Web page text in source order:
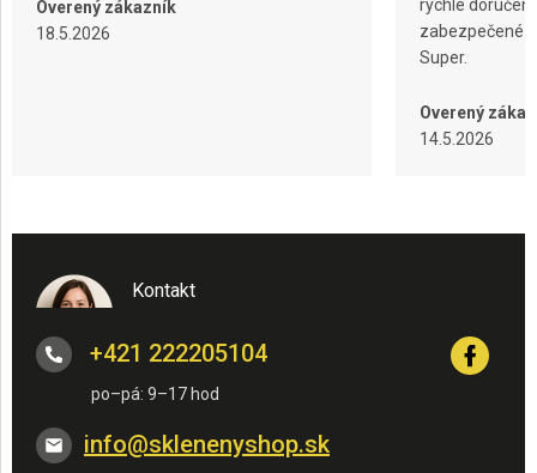
Overený zákazník
18.5.2026
rýchle
zabezpečené
Super.
Overený
14.5.2026
Kontakt
info@sklenenyshop.sk
+421 222205104